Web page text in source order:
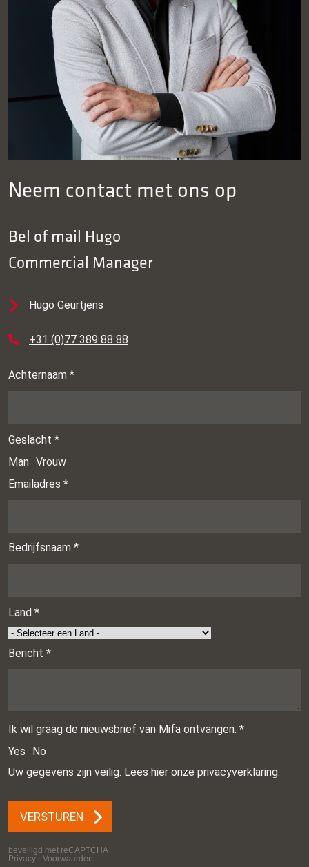
Neem contact met ons op
Bel of mail Hugo
Commercial Manager
Hugo Geurtjens
+31 (0)77 389 88 88